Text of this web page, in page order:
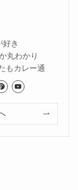
き
丸わかり
もカレー通